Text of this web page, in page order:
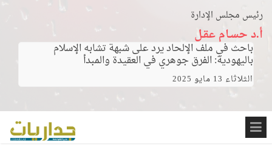
رئيس مجلس الإدارة
أ.د حسـام عقـل
باحث في ملف الإلحاد يرد على شبهة تشابه الإسلام
باليهودية: الفرق جوهري في العقيدة والمبدأ
الثلاثاء 13 مايو 2025